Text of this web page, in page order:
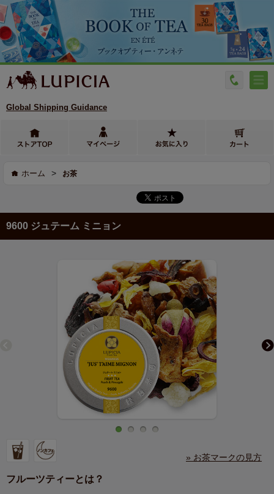
Global Shipping Guidance
ホーム > お茶
9600 ジュテーム ミニョン
» お茶マークの見方
フルーツティーとは？